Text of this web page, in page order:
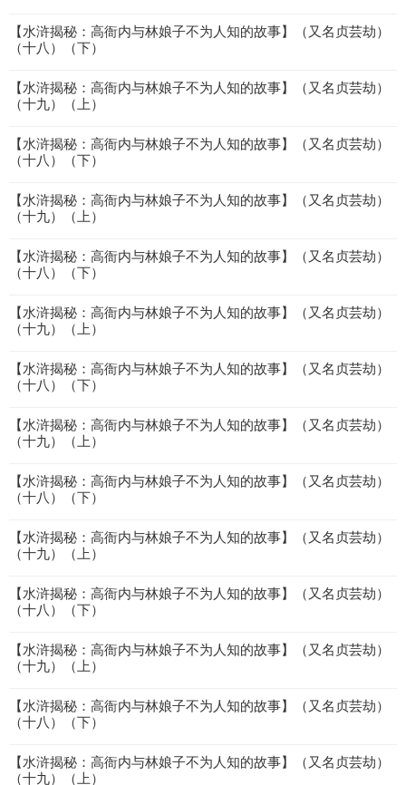
【水浒揭秘：高衙内与林娘子不为人知的故事】（又名贞芸劫）
（十八）（下）
【水浒揭秘：高衙内与林娘子不为人知的故事】（又名贞芸劫）
（十九）（上）
【水浒揭秘：高衙内与林娘子不为人知的故事】（又名贞芸劫）
（十八）（下）
【水浒揭秘：高衙内与林娘子不为人知的故事】（又名贞芸劫）
（十九）（上）
【水浒揭秘：高衙内与林娘子不为人知的故事】（又名贞芸劫）
（十八）（下）
【水浒揭秘：高衙内与林娘子不为人知的故事】（又名贞芸劫）
（十九）（上）
【水浒揭秘：高衙内与林娘子不为人知的故事】（又名贞芸劫）
（十八）（下）
【水浒揭秘：高衙内与林娘子不为人知的故事】（又名贞芸劫）
（十九）（上）
【水浒揭秘：高衙内与林娘子不为人知的故事】（又名贞芸劫）
（十八）（下）
【水浒揭秘：高衙内与林娘子不为人知的故事】（又名贞芸劫）
（十九）（上）
【水浒揭秘：高衙内与林娘子不为人知的故事】（又名贞芸劫）
（十八）（下）
【水浒揭秘：高衙内与林娘子不为人知的故事】（又名贞芸劫）
（十九）（上）
【水浒揭秘：高衙内与林娘子不为人知的故事】（又名贞芸劫）
（十八）（下）
【水浒揭秘：高衙内与林娘子不为人知的故事】（又名贞芸劫）
（十九）（上）